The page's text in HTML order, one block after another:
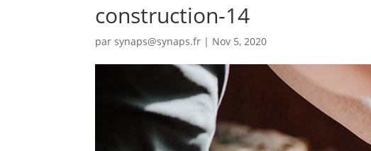
construction-14
parsynaps@synaps.fr | Nov 5, 2020